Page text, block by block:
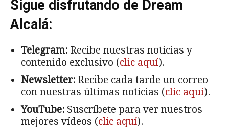
Sigue disfrutando de Dream
Alcalá:
Telegram: Recibe nuestras noticias y
contenido exclusivo (clic aquí).
Newsletter: Recibe cada tarde un correo
con nuestras últimas noticias (clic aquí).
YouTube: Suscríbete para ver nuestros
mejores vídeos (clic aquí).